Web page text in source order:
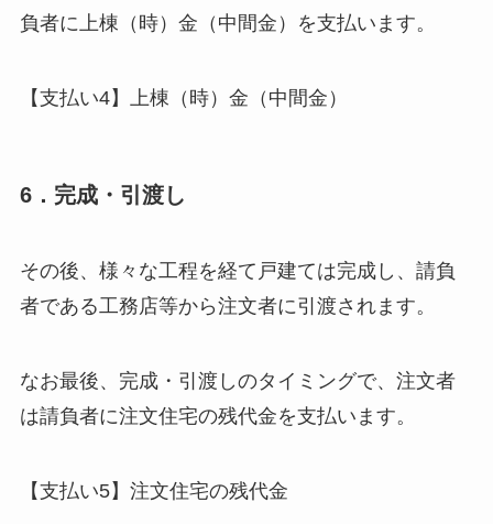
負者に上棟（時）金（中間金）を支払います。
【支払い4】上棟（時）金（中間金）
6．完成・引渡し
その後、様々な工程を経て戸建ては完成し、請負
者である工務店等から注文者に引渡されます。
なお最後、完成・引渡しのタイミングで、注文者
は請負者に注文住宅の残代金を支払います。
【支払い5】注文住宅の残代金